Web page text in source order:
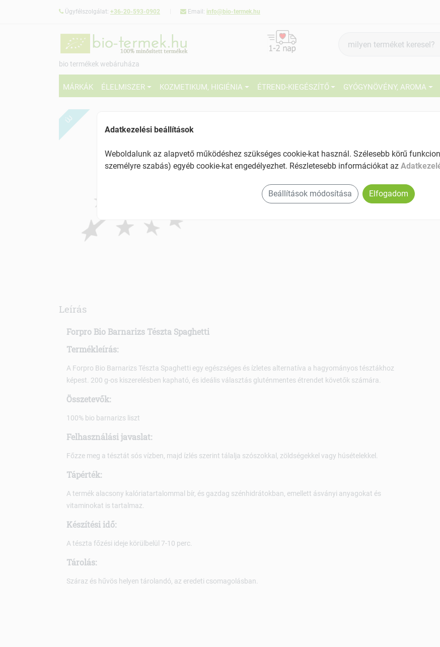
Ügyfélszolgálat: +36-20-593-0902 Email: info@bio-termek.hu
bio termékek webáruháza
keresés
MÁRKÁK ÉLELMISZER KOZMETIKUM, HIGIÉNIA ÉTREND-KIEGÉSZÍTŐ GYÓGYNÖVÉNY, AROMA
ÚJ
Leírás
Forpro Bio Barnarizs Tészta Spaghetti
Termékleírás:
A Forpro Bio Barnarizs Tészta Spaghetti egy egészséges és ízletes alternatíva a hagyományos tésztákhoz
képest. 200 g-os kiszerelésben kapható, és ideális választás gluténmentes étrendet követők számára.
Összetevők:
100% bio barnarizs liszt
Felhasználási javaslat:
Főzze meg a tésztát sós vízben, majd ízlés szerint tálalja szószokkal, zöldségekkel vagy húsételekkel.
Tápérték:
A termék alacsony kalóriatartalommal bír, és gazdag szénhidrátokban, emellett ásványi anyagokat és
vitaminokat is tartalmaz.
Készítési idő:
A tészta főzési ideje körülbelül 7-10 perc.
Tárolás:
Száraz és hűvös helyen tárolandó, az eredeti csomagolásban.
Adatkezelési beállítások
Weboldalunk az alapvető működéshez szükséges cookie-kat használ. Szélesebb körű
személyre szabás) egyéb cookie-kat engedélyezhet. Részletesebb információkat az
Beállítások módosítása Elfogadom